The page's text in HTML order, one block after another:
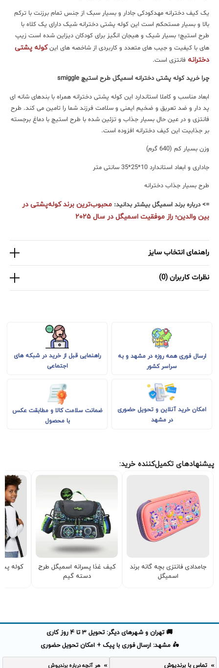
یک کیف دخترانه مهدکودکی جادار و بسیار سبک از جنس تمام برزنت با ترکم
بالا و بسیار مستحکم است این کوله پشتی دخترانه شیک دارای یک کلاه با
طرح استیچ؛ بسیار شیک و هیجان انگیز برای کودکان دیزاین شده است زیپ
های با کیفیت و جیب های متعدد و کاربردی از شاخصه های اینکوله پشتی
دخترانه فانتزی است.
چرا خرید کوله پشتی دخترانه اسمیگل طرح استیچ smiggle
ابعاد مناسب و کاملا استاندارد این کوله پشتی دخترانه همراه با بندهای شانه ای
پد دار و ضد تعریق و ضخیم ایمنی و سلامت فرزند شما را تامین می کند. طرح
فانتزی و در عین حال بسیار جذاب و تزئین شده با طرح استیچ با دماغ برجسته
بر جذابیت این کیف دخترانه افزوده است.
وزن بسیار کم (640 گرم)
جاداری و ابعاد استاندارد 10*25*35 سانتی متر
طرح بسیار جذاب دخترانه
=> درباره برند اسمیگل بیشتر بدانید: محبوب‌ترین برند کوله‌پشتی در
بین والدین؛ راز موفقیت اسمیگل در سال ۲۰۲۵
راهنمای انتخاب سایز
نظرات کاربران (0)
ارسال فوری همه روزه در مشهد و به
سراسر کشور
راهنمایی قبل از خرید در شبکه های
اجتماعی
امکان خرید آنلاین و تحویل حضوری
در مشهد
ضمانت سلامت کالا و مطابقت عکس
با محصول
پیشنهادهای تکمیل‌کننده خرید:
جامدادی فانتزی بچه گانه برند
اسمیگل
کیف غذا پسرانه اسمیگل طرح
دسته گیم
کوله
🚚 تهران و شهرهای دیگر: تحویل 3 تا 4 روز کاری
🛵 مشهد: ارسال فوری با پیک + امکان تحویل حضوری
تماس با برندپوش هر آنچه درباره برندپوش